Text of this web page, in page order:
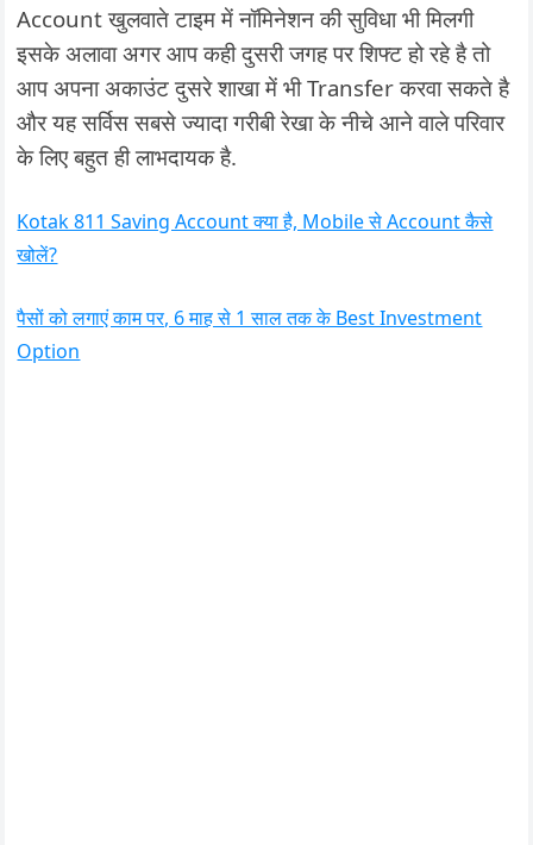
Account खुलवाते टाइम में नॉमिनेशन की सुविधा भी मिलगी
इसके अलावा अगर आप कही दुसरी जगह पर शिफ्ट हो रहे है तो
आप अपना अकाउंट दुसरे शाखा में भी Transfer करवा सकते है
और यह सर्विस सबसे ज्यादा गरीबी रेखा के नीचे आने वाले परिवार
के लिए बहुत ही लाभदायक है.
Kotak 811 Saving Account क्या है, Mobile से Account कैसे
खोलें?
पैसों को लगाएं काम पर, 6 माह से 1 साल तक के Best Investment
Option